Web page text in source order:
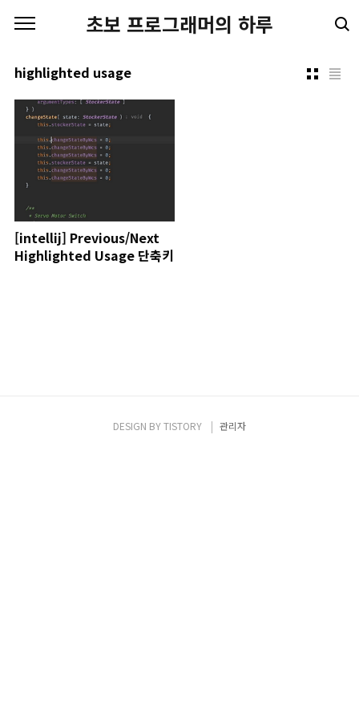
초보 프로그래머의 하루
highlighted usage
[intellij] Previous/Next
Highlighted Usage 단축키
DESIGN BYTISTORY 관리자